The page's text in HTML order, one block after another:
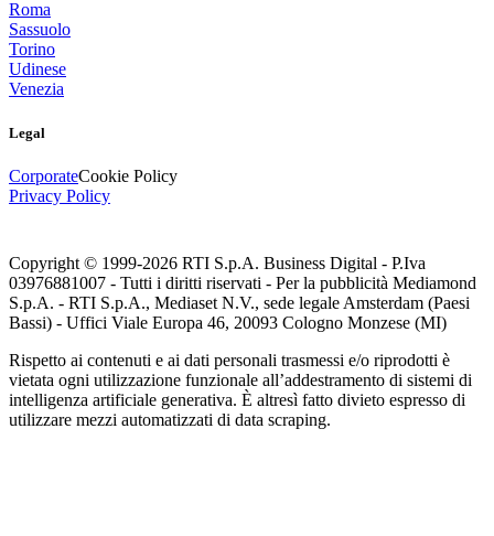
Roma
Sassuolo
Torino
Udinese
Venezia
Legal
CorporateCookie Policy
Privacy Policy
Copyright © 1999-2026 RTI S.p.A. Business Digital - P.Iva
03976881007 - Tutti i diritti riservati - Per la pubblicità Mediamond
S.p.A. - RTI S.p.A., Mediaset N.V., sede legale Amsterdam (Paesi
Bassi) - Uffici Viale Europa 46, 20093 Cologno Monzese (MI)
Rispetto ai contenuti e ai dati personali trasmessi e/o riprodotti è
vietata ogni utilizzazione funzionale all’addestramento di sistemi di
intelligenza artificiale generativa. È altresì fatto divieto espresso di
utilizzare mezzi automatizzati di data scraping.